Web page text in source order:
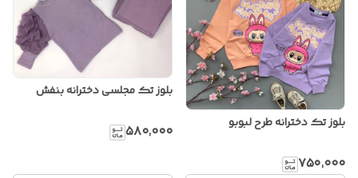
بلوز تک دخترانه طرح لبوبو
۷۵۰٬۰۰۰
بلوز تک مجلسی دخترانه بنفش
۵۸۰٬۰۰۰